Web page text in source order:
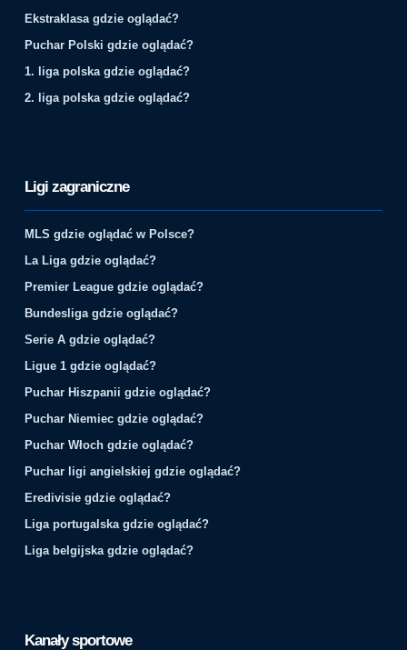
Ekstraklasa gdzie oglądać?
Puchar Polski gdzie oglądać?
1. liga polska gdzie oglądać?
2. liga polska gdzie oglądać?
Ligi zagraniczne
MLS gdzie oglądać w Polsce?
La Liga gdzie oglądać?
Premier League gdzie oglądać?
Bundesliga gdzie oglądać?
Serie A gdzie oglądać?
Ligue 1 gdzie oglądać?
Puchar Hiszpanii gdzie oglądać?
Puchar Niemiec gdzie oglądać?
Puchar Włoch gdzie oglądać?
Puchar ligi angielskiej gdzie oglądać?
Eredivisie gdzie oglądać?
Liga portugalska gdzie oglądać?
Liga belgijska gdzie oglądać?
Kanały sportowe